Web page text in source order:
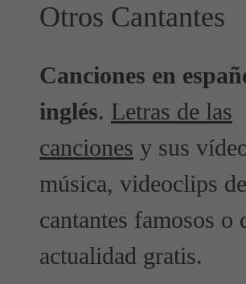
Otros Cantantes
Canciones en
inglés. Letras de las
canciones y sus
música, videoclips de
cantantes famosos o
actualidad gratis.